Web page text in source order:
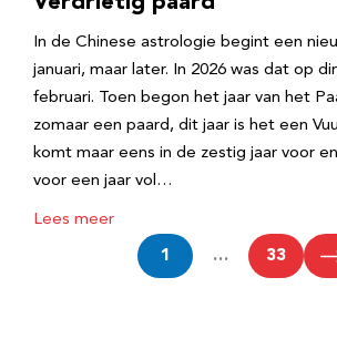
In de Chinese astrologie begint een
januari, maar later. In 2026 was dat op
februari. Toen begon het jaar van het
zomaar een paard, dit jaar is het een
komt maar eens in de zestig jaar voor
voor een jaar vol…
Lees meer
1 … 33